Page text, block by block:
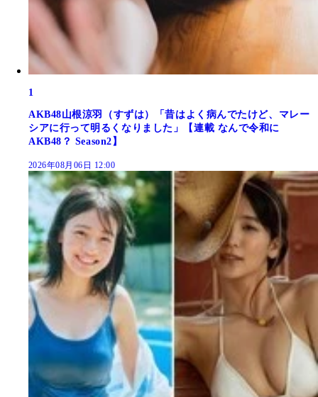
1
AKB48山根涼羽（すずは）「昔はよく病んでたけど、マレー
シアに行って明るくなりました」【連載 なんで令和に
AKB48？ Season2】
2026年08月06日 12:00